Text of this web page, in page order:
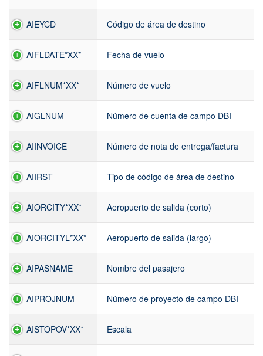
AIEYCD Código de área de destino
AIFLDATE*XX* Fecha de vuelo
AIFLNUM*XX* Número de vuelo
AIGLNUM Número de cuenta de campo DBI
AIINVOICE Número de nota de entrega/factura
AIIRST Tipo de código de área de destino
AIORCITY*XX* Aeropuerto de salida (corto)
AIORCITYL*XX* Aeropuerto de salida (largo)
AIPASNAME Nombre del pasajero
AIPROJNUM Número de proyecto de campo DBI
AISTOPOV*XX* Escala